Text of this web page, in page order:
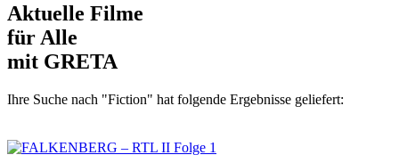
Aktuelle Filme
für Alle
mit GRETA
Ihre Suche nach "Fiction" hat folgende Ergebnisse geliefert: